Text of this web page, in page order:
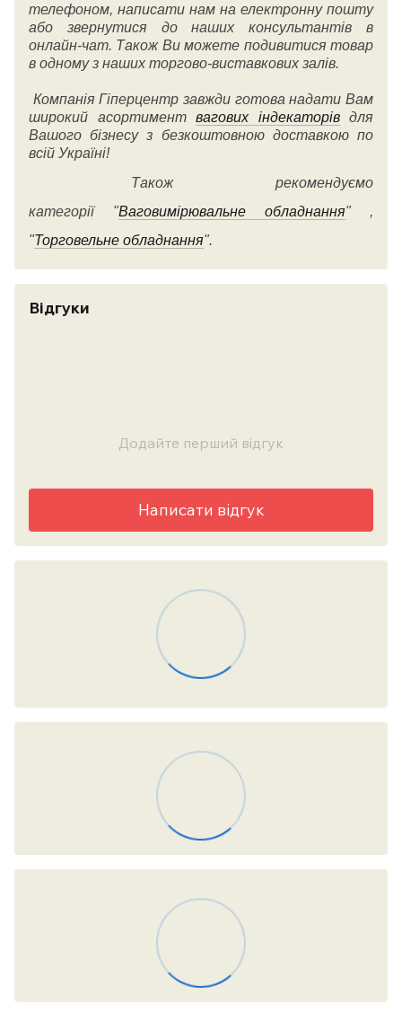
телефоном, написати нам на електронну пошту
або звернутися до наших консультантів в
онлайн-чат. Також Ви можете подивитися товар
в одному з наших торгово-виставкових залів.
Компанія Гіперцентр завжди готова надати Вам
широкий асортимент вагових індекаторівдля
Вашого бізнесу з безкоштовною доставкою по
всій Україні!
Також рекомендуємо
категорії"Ваговимірювальне обладнання" ,
"Торговельне обладнання".
Відгуки
Додайте перший відгук
Написати відгук